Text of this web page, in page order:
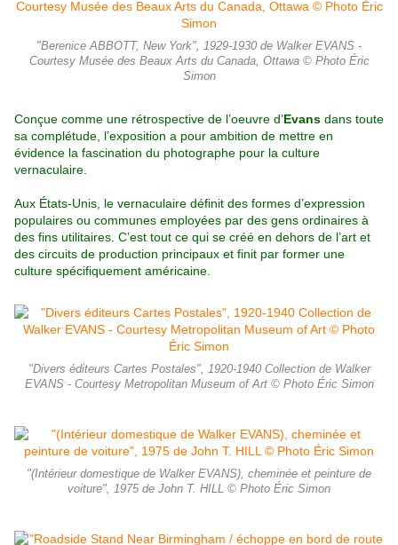
"Berenice ABBOTT, New York", 1929-1930 de Walker EVANS -
Courtesy Musée des Beaux Arts du Canada, Ottawa © Photo Éric
Simon
Conçue comme une rétrospective de l’oeuvre d’Evans dans toute
sa complétude, l’exposition a pour ambition de mettre en
évidence la fascination du photographe pour la culture
vernaculaire.
Aux États-Unis, le vernaculaire définit des formes d’expression
populaires ou communes employées par des gens ordinaires à
des fins utilitaires. C’est tout ce qui se créé en dehors de l’art et
des circuits de production principaux et finit par former une
culture spécifiquement américaine.
"Divers éditeurs Cartes Postales", 1920-1940 Collection de Walker
EVANS - Courtesy Metropolitan Museum of Art © Photo Éric Simon
"(Intérieur domestique de Walker EVANS), cheminée et peinture de
voiture", 1975 de John T. HILL © Photo Éric Simon